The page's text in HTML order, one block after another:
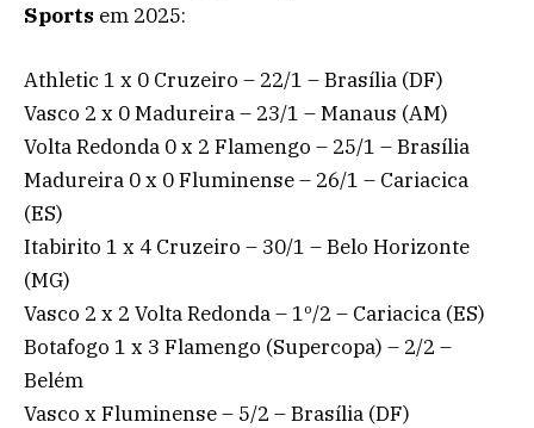
Sports em 2025:
Athletic 1 x 0 Cruzeiro – 22/1 – Brasília (DF)
Vasco 2 x 0 Madureira – 23/1 – Manaus (AM)
Volta Redonda 0 x 2 Flamengo – 25/1 – Brasília
Madureira 0 x 0 Fluminense – 26/1 – Cariacica
(ES)
Itabirito 1 x 4 Cruzeiro – 30/1 – Belo Horizonte
(MG)
Vasco 2 x 2 Volta Redonda – 1º/2 – Cariacica (ES)
Botafogo 1 x 3 Flamengo (Supercopa) – 2/2 –
Belém
Vasco x Fluminense – 5/2 – Brasília (DF)